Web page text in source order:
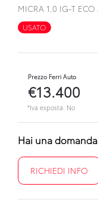
MICRA 1.0 IG-T ECO
USATO
Prezzo Ferri Auto
€13.400
*Iva esposta: No
Hai una
RICHIEDI INFO